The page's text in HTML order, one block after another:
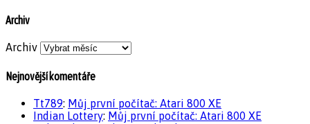
Archiv
Archiv
Nejnovější komentáře
Tt789: Můj první počítač: Atari 800 XE
Indian Lottery: Můj první počítač: Atari 800 XE